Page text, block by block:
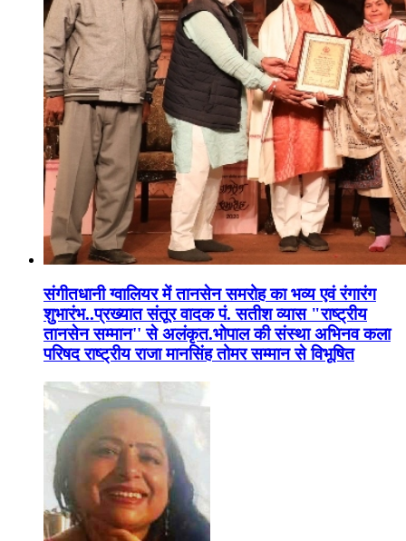
संगीतधानी ग्वालियर में तानसेन समरोह का भव्य एवं रंगारंग
शुभारंभ..प्रख्यात संतूर वादक पं. सतीश व्यास "राष्ट्रीय
तानसेन सम्मान'' से अलंकृत.भोपाल की संस्था अभिनव कला
परिषद राष्ट्रीय राजा मानसिंह तोमर सम्मान से विभूषित